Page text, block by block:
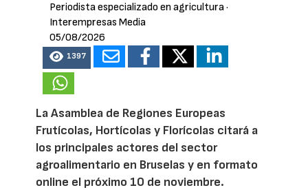
Periodista especializado en agricultura·
Interempresas Media
05/08/2026
1397
La Asamblea de Regiones Europeas
Frutícolas, Hortícolas y Florícolas citará a
los principales actores del sector
agroalimentario en Bruselas y en formato
online el próximo 10 de noviembre.